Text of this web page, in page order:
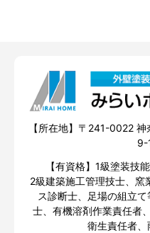
【所在地】〒241-0022
9-
【有資格】1級塗装技
2級建築施工管理技士、窯
ス診断士、足場の組立
士、有機溶剤作業責任者
衛生責任者